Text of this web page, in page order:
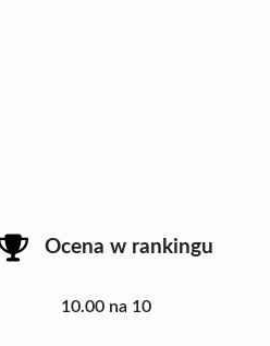
Ocena w rankingu
10.00 na 10